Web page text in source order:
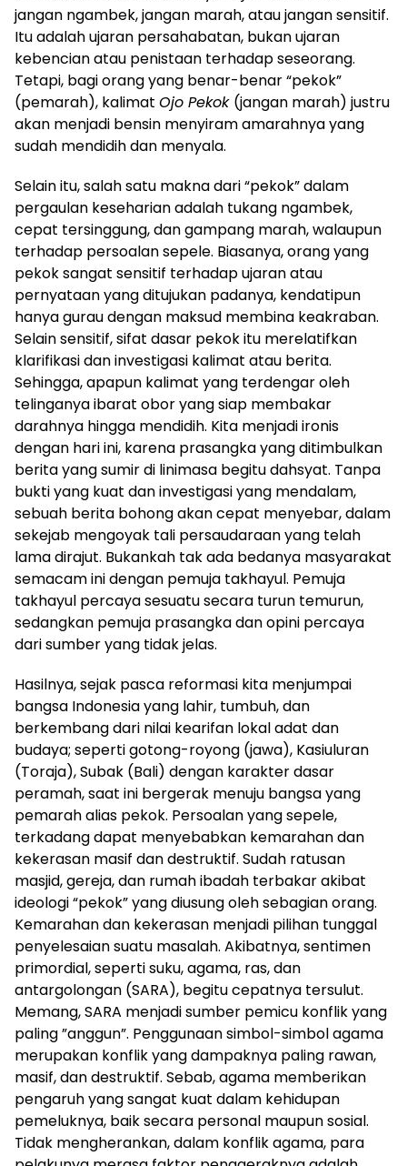
jangan ngambek, jangan marah, atau jangan sensitif.
Itu adalah ujaran persahabatan, bukan ujaran
kebencian atau penistaan terhadap seseorang.
Tetapi, bagi orang yang benar-benar “pekok”
(pemarah), kalimat Ojo Pekok (jangan marah) justru
akan menjadi bensin menyiram amarahnya yang
sudah mendidih dan menyala.
Selain itu, salah satu makna dari “pekok” dalam
pergaulan keseharian adalah tukang ngambek,
cepat tersinggung, dan gampang marah, walaupun
terhadap persoalan sepele. Biasanya, orang yang
pekok sangat sensitif terhadap ujaran atau
pernyataan yang ditujukan padanya, kendatipun
hanya gurau dengan maksud membina keakraban.
Selain sensitif, sifat dasar pekok itu merelatifkan
klarifikasi dan investigasi kalimat atau berita.
Sehingga, apapun kalimat yang terdengar oleh
telinganya ibarat obor yang siap membakar
darahnya hingga mendidih. Kita menjadi ironis
dengan hari ini, karena prasangka yang ditimbulkan
berita yang sumir di linimasa begitu dahsyat. Tanpa
bukti yang kuat dan investigasi yang mendalam,
sebuah berita bohong akan cepat menyebar, dalam
sekejab mengoyak tali persaudaraan yang telah
lama dirajut. Bukankah tak ada bedanya masyarakat
semacam ini dengan pemuja takhayul. Pemuja
takhayul percaya sesuatu secara turun temurun,
sedangkan pemuja prasangka dan opini percaya
dari sumber yang tidak jelas.
Hasilnya, sejak pasca reformasi kita menjumpai
bangsa Indonesia yang lahir, tumbuh, dan
berkembang dari nilai kearifan lokal adat dan
budaya; seperti gotong-royong (jawa), Kasiuluran
(Toraja), Subak (Bali) dengan karakter dasar
peramah, saat ini bergerak menuju bangsa yang
pemarah alias pekok. Persoalan yang sepele,
terkadang dapat menyebabkan kemarahan dan
kekerasan masif dan destruktif. Sudah ratusan
masjid, gereja, dan rumah ibadah terbakar akibat
ideologi “pekok” yang diusung oleh sebagian orang.
Kemarahan dan kekerasan menjadi pilihan tunggal
penyelesaian suatu masalah. Akibatnya, sentimen
primordial, seperti suku, agama, ras, dan
antargolongan (SARA), begitu cepatnya tersulut.
Memang, SARA menjadi sumber pemicu konflik yang
paling ”anggun”. Penggunaan simbol-simbol agama
merupakan konflik yang dampaknya paling rawan,
masif, dan destruktif. Sebab, agama memberikan
pengaruh yang sangat kuat dalam kehidupan
pemeluknya, baik secara personal maupun sosial.
Tidak mengherankan, dalam konflik agama, para